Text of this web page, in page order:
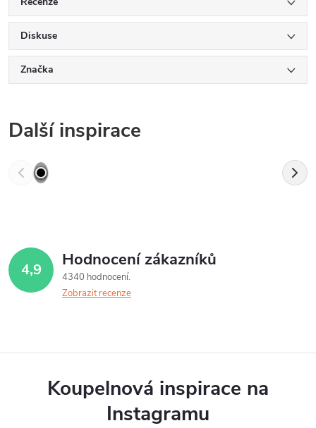
Diskuse
Značka
Další inspirace
4,9 Hodnocení zákazníků
4340 hodnocení
Zobrazit recenze
Koupelnová inspirace na
Instagramu